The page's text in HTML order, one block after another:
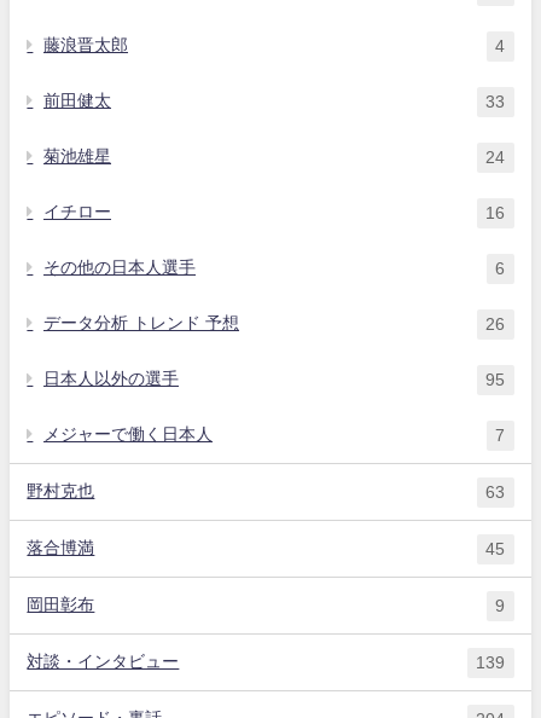
藤浪晋太郎 4
前田健太 33
菊池雄星 24
イチロー 16
その他の日本人選手 6
データ分析 トレンド 予想 26
日本人以外の選手 95
メジャーで働く日本人 7
野村克也 63
落合博満 45
岡田彰布 9
対談・インタビュー 139